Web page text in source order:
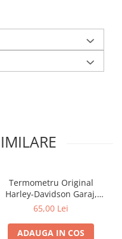
Termometru Original
Harley-Davidson Garaj,
6.8x28x1.4 cm
65,00 Lei
ADAUGA IN COS